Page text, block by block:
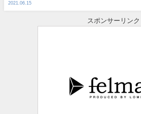
2021.06.15
スポンサーリンク